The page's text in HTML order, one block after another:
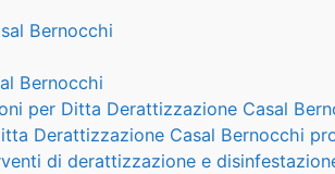
Bernocchi
Bernocchi
per Ditta Derattizzazione Casal
Derattizzazione Casal Bernocchi
di derattizzazione e